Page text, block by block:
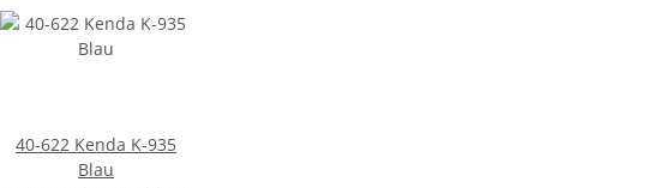
40-622 Kenda K-935
Blau